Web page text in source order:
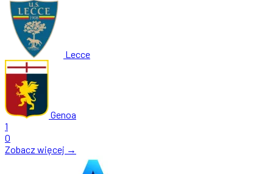
Lecce
Genoa
1
0
Zobacz więcej →